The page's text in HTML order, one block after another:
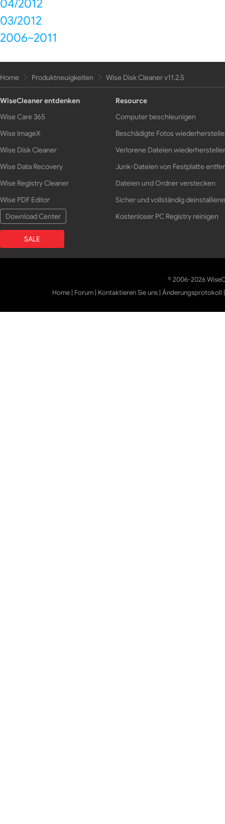
04/2012
03/2012
2006~2011
Home Produktneuigkeiten Wise Disk Cleaner v11.2.5
WiseCleaner entdenken
Wise Care 365
Wise ImageX
Wise Disk Cleaner
Wise Data Recovery
Wise Registry Cleaner
Wise PDF Editor
Download Center
SALE
Resource
Computer beschleunigen
Beschädigte Fotos
Verlorene Dateien
Junk-Dateien von Festplatte
Dateien und Ordner verstecken
Sicher und vollständig
Kostenloser PC Registry reinigen
© 2006-2026
Home | Forum | Kontaktieren Sie uns |Änderungsprotokoll